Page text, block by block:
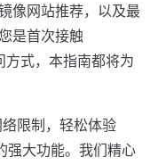
像网站推荐，以及最
是首次接触
式，本指南都将为
限制，轻松体验
强大功能。我们精心